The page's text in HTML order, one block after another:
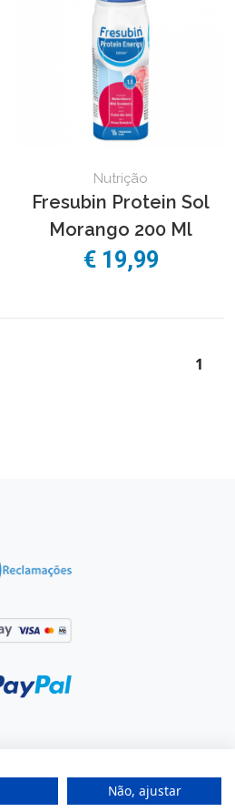
Nutrição
Fresubin Protein Sol
Morango 200 Ml
€ 19,99
1
Não, ajustar